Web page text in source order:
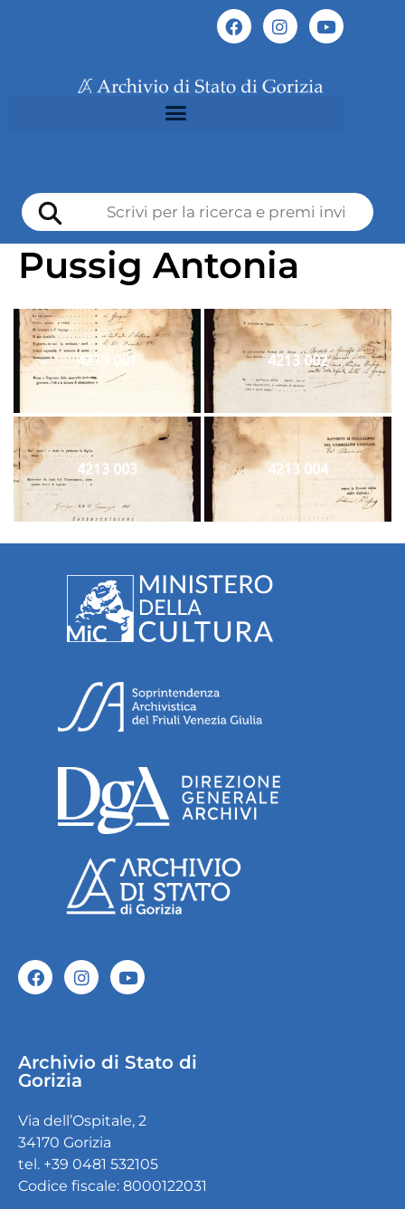
Pussig Antonia
4213 001 4213 002
4213 003 4213 004
Archivio di Stato di
Gorizia
Via dell’Ospitale, 2
34170 Gorizia
tel. +39 0481 532105
Codice fiscale: 8000122031